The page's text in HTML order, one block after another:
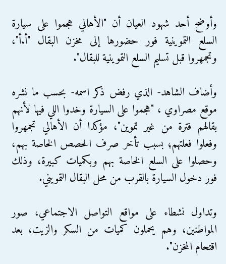
وأوضح أحد شهود العيان أن "الأهالي هجموا على سيارة
السلع التموينية فور حضورها إلى مخزن البقال "أ.أ"،
وتجمهروا قبل تسليم السلع التموينية للبقال".
وأضاف الشاهد- الذي رفض ذكر اسمه- بحسب ما نشره
موقع مصراوي ، "هجموا على السيارة وخدوا اللي فيها لأنهم
بقالهم فترة من غير تموين"، مؤكدا أن الأهالي تجمهروا
وفعلوا فعلتهم؛ بسبب تأخر صرف الحصص الخاصة بهم،
وحصلوا على السلع الخاصة بهم وبكميات كبيرة، وذلك
فور دخول السيارة بالقرب من محل البقال التمويني.
وتداول نشطاء على مواقع التواصل الاجتماعي، صور
المواطنين، وهم يحملون كميات من السكر والزيت، بعد
اقتحام المخزن".